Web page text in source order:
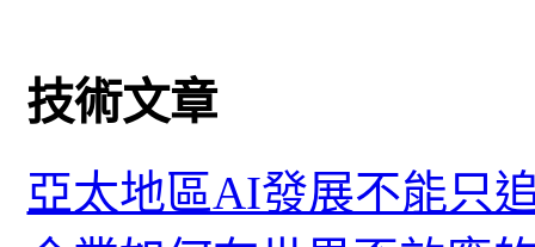
技術文章
亞太地區AI發展不能只